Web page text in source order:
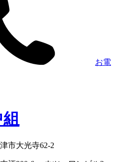
お電
市大光寺62-2